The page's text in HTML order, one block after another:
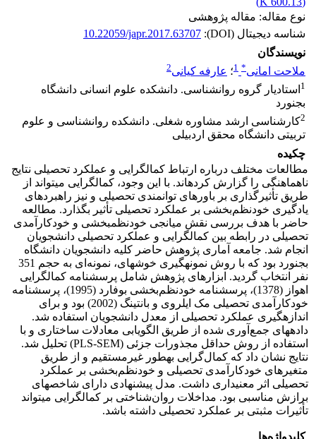
نوع مقاله: مقاله پژوهشی
شناسه دیجیتال (DOI):
10.22059/japr.2017.63707
نویسندگان
ملاحت امانی*
1؛ عارفه کیانی2
1 استادیار گروه روانشناسی. دانشکده علوم انسانی دانشگاه
بجنورد
2کارشناسی ارشد مشاوره شغلی. دانشکده روانشناسی و علوم
تربیتی دانشگاه محقق اردبیلی
چکیده
مطالعات مختلف درباره ارتباط کمال­گرایی و عملکرد تحصیلی نتایج
ناهماهنگی را گزارش کرده­اند. با این‌ وجود، کمال­گرایی می­تواند از
طریق تأثیرگذاری بر باورهای توانمندی تحصیلی و نیز راهبردهای
یادگیری خودنظم‌بخشی بر عملکرد تحصیلی تأثیر بگذارد. مطالعه
حاضر با هدف بررسی نقش میانجی خودنظم­بخشی و خودکارآمدی
تحصیلی در رابطه بین کمال­گرایی و عملکرد تحصیلی دانشجویان
انجام شد. جامعه آماری پژوهش حاضر کلیه دانشجویان دانشگاه
بجنورد بود که با روش نمونه­گیری خوشه­ای، نمونه‌ای به حجم 351
نفر انتخاب گردید. ابزارهای پژوهش شامل پرسشنامه­ کمال­گرایی
اهواز (1378)، پرسشنامه خودنظم‌بخشی بوفارد (1995)، پرسشنامه
خودکارآمدی تحصیلی مک ایلروی و بانتینگ (2002) بود و برای
اندازه­گیری عملکرد تحصیلی از معدل دانشجویان استفاده شد.
داده­های جمع‌آوری‌ شده از طریق الگویابی معادلات ساختاری و با
استفاده از روش حداقل مجذورات جزئی (PLS-SEM) تحلیل شد.
نتایج نشان داد که کمال‌گرایی به­طور غیرمستقیم و از طریق
متغیرهای خودکارآمدی تحصیلی و خودنظم‌بخشی بر عملکرد
تحصیلی اثر معنی­داری داشت. مدل پیشنهادی دارای شاخص­های
برازش مناسبی بود. مداخلات روان‌شناختی بر کمال­گرایی می­تواند
تأثیرات مثبتی بر عملکرد تحصیلی داشته باشد.
کلیدواژه‌ها